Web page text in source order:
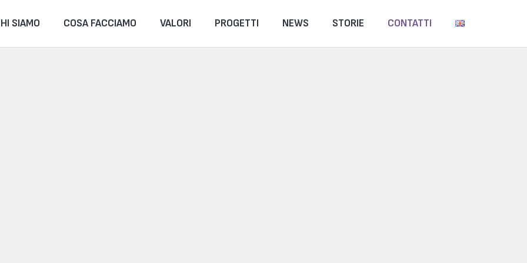
SIAMO COSA FACCIAMO VALORI PROGETTI NEWS STORIE CONTATTI